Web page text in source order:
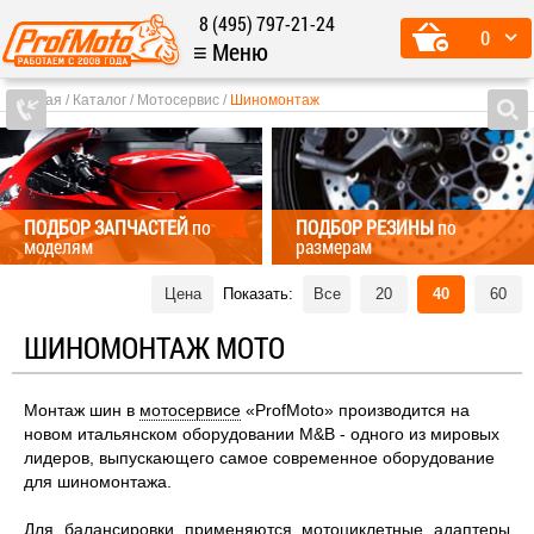
8 (495) 797-21-24
0
≡ Меню
Главная Каталог Мотосервис Шиномонтаж
ПОДБОР ЗАПЧАСТЕЙпо
моделям
ПОДБОР РЕЗИНЫпо
размерам
Показать: Все 20 40 60
Цена
ШИНОМОНТАЖ МОТО
Монтаж шин в мотосервисе «ProfMoto» производится на
новом итальянском оборудовании M&B - одного из мировых
лидеров, выпускающего самое современное оборудование
для шиномонтажа.
Для балансировки применяются мотоциклетные адаптеры